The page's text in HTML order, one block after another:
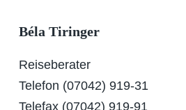
Béla Tiringer
Reiseberater
Telefon (07042) 919-31
Telefax (07042) 919-91